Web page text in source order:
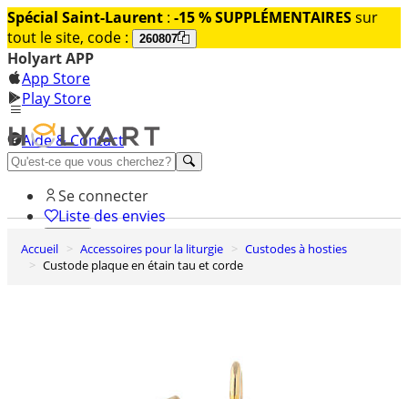
Spécial Saint-Laurent : -15 % SUPPLÉMENTAIRESsur
tout le site, code :
260807
Holyart APP
App Store
Play Store
Aide & Contact
Découvrez Premium
Se connecter
Liste des envies
0
Panier
Accueil Accessoires pour la liturgie
Custodes à hosties
Custode plaque en étain tau et corde